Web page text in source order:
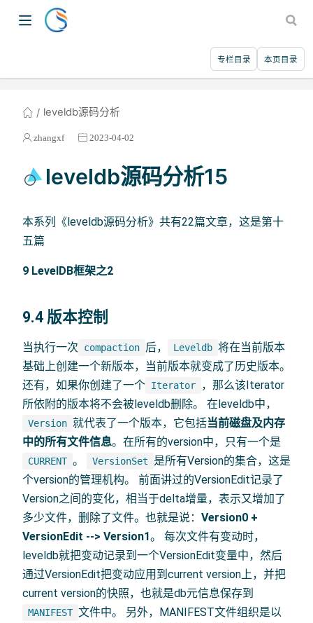
专栏目录 本页目录
leveldb源码分析
zhangxf 2023-04-02
leveldb源码分析15
本系列《leveldb源码分析》共有22篇文章，这是第十
五篇
9 LevelDB框架之2
9.4 版本控制
当执行一次 compaction 后， Leveldb 将在当前版本
基础上创建一个新版本，当前版本就变成了历史版本。
还有，如果你创建了一个 Iterator
，那么该Iterator
所依附的版本将不会被leveldb删除。 在leveldb中，
Version 就代表了一个版本，它包括当前磁盘及内存
中的所有文件信息。在所有的version中，只有一个是
CURRENT 。 VersionSet
是所有Version的集合，这是
个version的管理机构。 前面讲过的VersionEdit记录了
Version之间的变化，相当于delta增量，表示又增加了
多少文件，删除了文件。也就是说： Version0 +
VersionEdit --> Version1。 每次文件有变动时，
leveldb就把变动记录到一个VersionEdit变量中，然后
通过VersionEdit把变动应用到current version上，并把
current version的快照，也就是db元信息保存到
MANIFEST 文件中。 另外，MANIFEST文件组织是以